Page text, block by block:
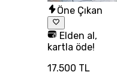
Öne Çıkan
Elden al,
kartla öde!
17.500 TL